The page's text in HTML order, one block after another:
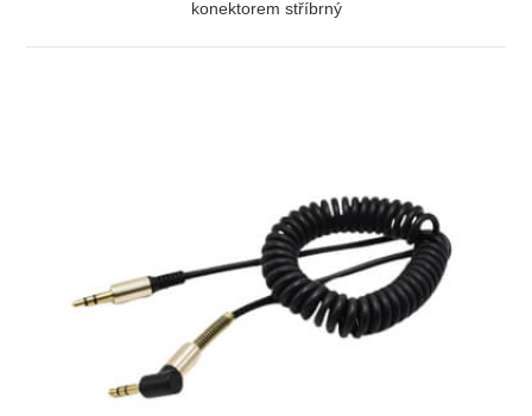
konektorem stříbrný